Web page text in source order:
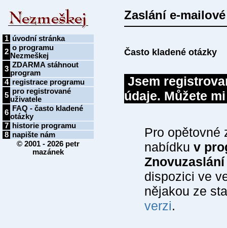
1 úvodní stránka
2 o programu
Nezmeškej
3 ZDARMA stáhnout
program
4 registrace programu
5 pro registrované
uživatele
6
FAQ - často kladené
otázky
7
historie programu
8 napište nám
© 2001 - 2026 petr
mazánek
Zaslání e-
Často kladené otázky
Jsem
údaje. Můžete
Pro
nabídku v
dispozici ve
nějakou ze
verzi.